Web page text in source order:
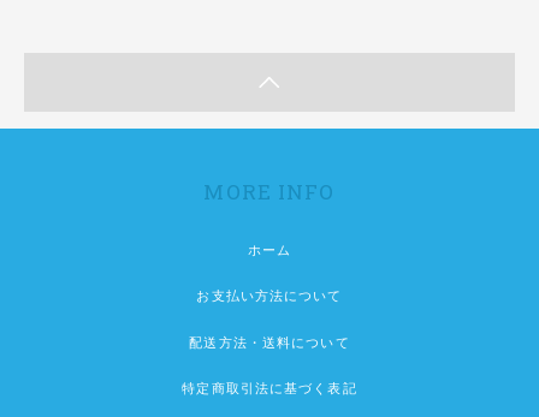
MORE INFO
ホーム
お支払い方法について
配送方法・送料について
特定商取引法に基づく表記